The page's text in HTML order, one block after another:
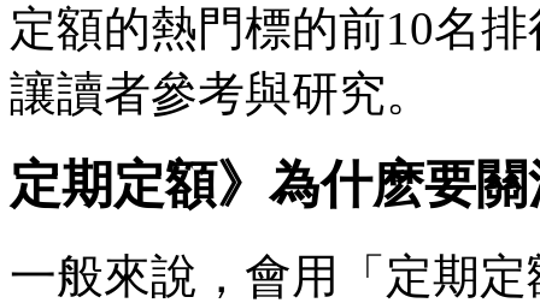
定額的熱門標的前10名
讓讀者參考與研究。
定期定額》為什麽要
一般來說，會用「定期